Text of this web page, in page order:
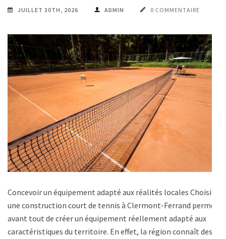
JUILLET 30TH, 2026 ADMIN 0 COMMENTAIRE
Concevoir un équipement adapté aux réalités locales Choisir
une construction court de tennis à Clermont-Ferrand permet
avant tout de créer un équipement réellement adapté aux
caractéristiques du territoire. En effet, la région connaît des